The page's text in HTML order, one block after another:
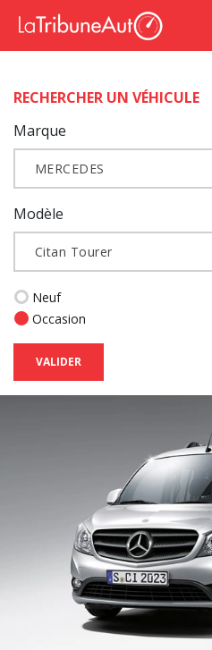
RECHERCHER UN VÉHICULE
Marque
MERCEDES
Modèle
Citan Tourer
Neuf
Occasion
VALIDER